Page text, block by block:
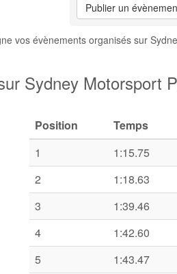
Publier un
vos évènements organisés sur
Sydney Motorsport
Position Temps
1
1:15.75
2
1:18.63
3
1:39.46
4
1:42.60
5
1:43.47